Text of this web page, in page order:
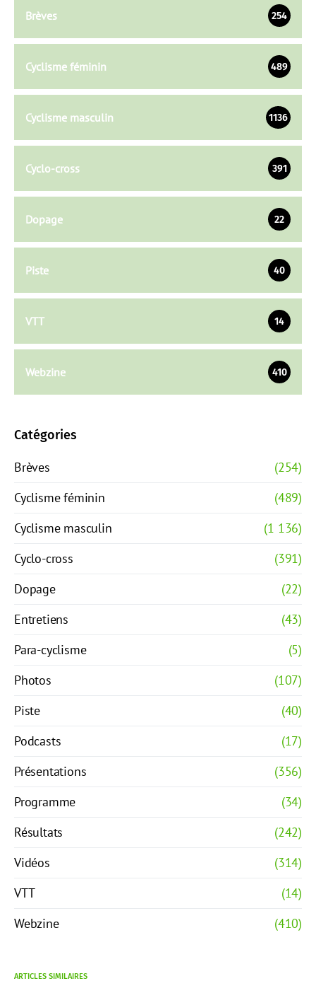
Brèves 254
Cyclisme féminin 489
Cyclisme masculin 1136
Cyclo-cross 391
Dopage 22
Piste 40
VTT 14
Webzine 410
Catégories
Brèves
(254)
Cyclisme féminin
(489)
Cyclisme masculin
(1 136)
Cyclo-cross
(391)
Dopage
(22)
Entretiens
(43)
Para-cyclisme
(5)
Photos
(107)
Piste
(40)
Podcasts
(17)
Présentations
(356)
Programme
(34)
Résultats
(242)
Vidéos
(314)
VTT
(14)
Webzine
(410)
ARTICLES SIMILAIRES